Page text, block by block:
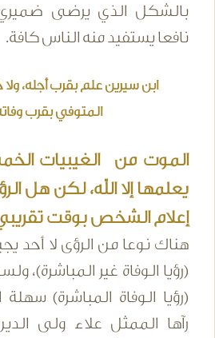
بالشكل الذي يرضى
نافعا يستفيد منه الناس كافة.
ابن سيرين علم بقرب أجله،
المتوفي بقرب
الموت من الغيبيات
يعلمها إلا الله، لكن هل
إعلام الشخص بوقت
هناك نوعا من الرؤى لا أحد
(رؤيا الوفاة غير المباشرة)،
(رؤيا الوفاة المباشرة) سهلة
رآها الممثل علاء ولى